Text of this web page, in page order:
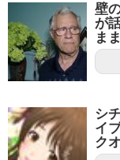
壁
が
ま
シ
イ
ク